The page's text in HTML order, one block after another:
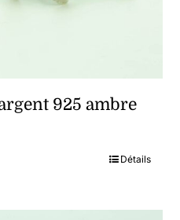
925 ambre
Détails